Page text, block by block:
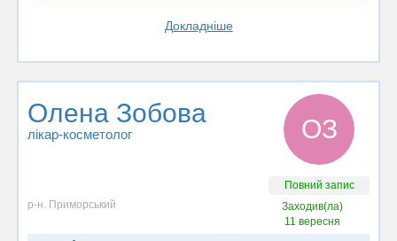
Докладніше
Олена Зобова
лікар-косметолог ОЗ
Повний запис
р-н. Приморський
Заходив(ла)
11 вересня